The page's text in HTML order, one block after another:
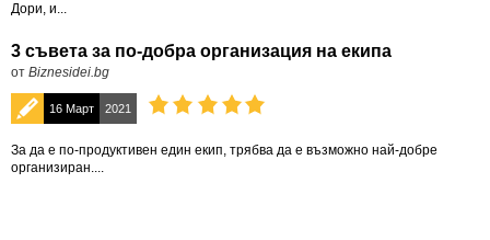
Дори, и...
3 съвета за по-добра организация на екипа
от Biznesidei.bg
16 Март 2021
За да е по-продуктивен един екип, трябва да е възможно най-добре
организиран....